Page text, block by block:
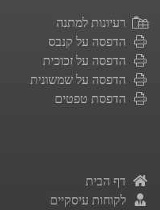
רעיונות למתנה
הדפסה על קנבס
הדפסה על זכוכית
הדפסה על שמשונית
הדפסת טפטים
דף הבית
לקוחות עיסקיים